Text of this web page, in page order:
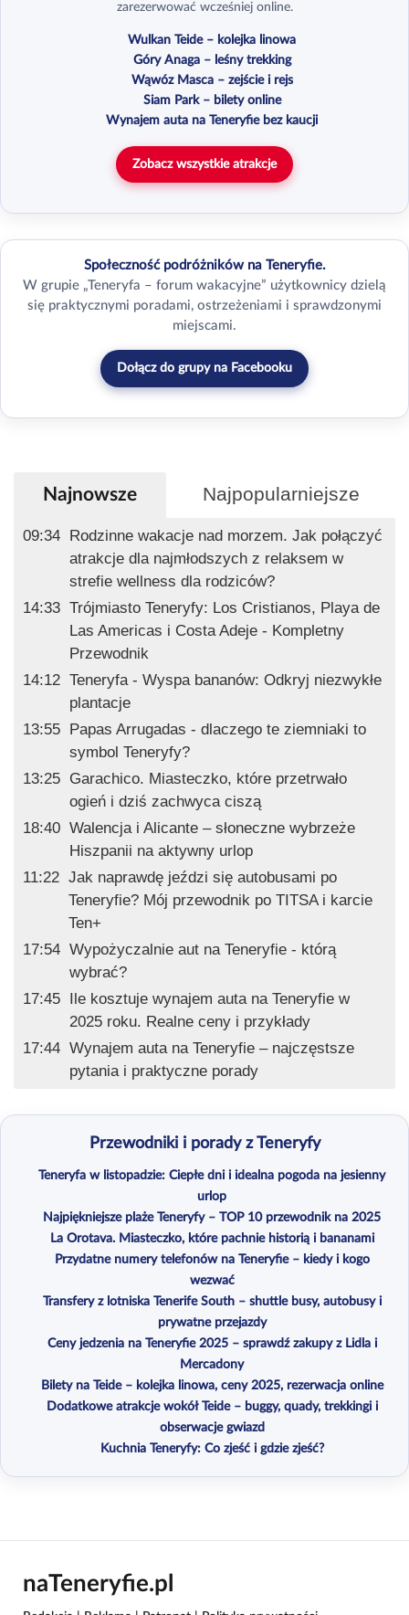
zarezerwować wcześniej online.
Wulkan Teide – kolejka linowa
Góry Anaga – leśny trekking
Wąwóz Masca – zejście i rejs
Siam Park – bilety online
Wynajem auta na Teneryfie bez kaucji
Zobacz wszystkie atrakcje
Społeczność podróżników na Teneryfie.
W grupie „Teneryfa – forum wakacyjne” użytkownicy dzielą
się praktycznymi poradami, ostrzeżeniami i sprawdzonymi
miejscami.
Dołącz do grupy na Facebooku
Najnowsze Najpopularniejsze
09:34 Rodzinne wakacje nad morzem. Jak połączyć
atrakcje dla najmłodszych z relaksem w
strefie wellness dla rodziców?
14:33 Trójmiasto Teneryfy: Los Cristianos, Playa de
Las Americas i Costa Adeje - Kompletny
Przewodnik
14:12 Teneryfa - Wyspa bananów: Odkryj niezwykłe
plantacje
13:55 Papas Arrugadas - dlaczego te ziemniaki to
symbol Teneryfy?
13:25 Garachico. Miasteczko, które przetrwało
ogień i dziś zachwyca ciszą
18:40 Walencja i Alicante – słoneczne wybrzeże
Hiszpanii na aktywny urlop
11:22 Jak naprawdę jeździ się autobusami po
Teneryfie? Mój przewodnik po TITSA i karcie
Ten+
17:54 Wypożyczalnie aut na Teneryfie - którą
wybrać?
17:45 Ile kosztuje wynajem auta na Teneryfie w
2025 roku. Realne ceny i przykłady
17:44 Wynajem auta na Teneryfie – najczęstsze
pytania i praktyczne porady
Przewodniki i porady z Teneryfy
Teneryfa w listopadzie: Ciepłe dni i idealna pogoda na jesienny
urlop
Najpiękniejsze plaże Teneryfy – TOP 10 przewodnik na 2025
La Orotava. Miasteczko, które pachnie historią i bananami
Przydatne numery telefonów na Teneryfie – kiedy i kogo
wezwać
Transfery z lotniska Tenerife South – shuttle busy, autobusy i
prywatne przejazdy
Ceny jedzenia na Teneryfie 2025 – sprawdź zakupy z Lidla i
Mercadony
Bilety na Teide – kolejka linowa, ceny 2025, rezerwacja online
Dodatkowe atrakcje wokół Teide – buggy, quady, trekkingi i
obserwacje gwiazd
Kuchnia Teneryfy: Co zjeść i gdzie zjeść?
naTeneryfie.pl